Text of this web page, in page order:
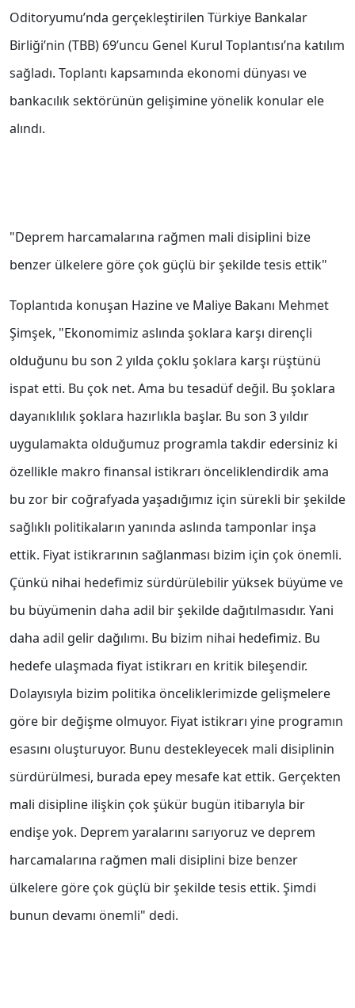
Oditoryumu’nda gerçekleştirilen Türkiye Bankalar
Birliği’nin (TBB) 69’uncu Genel Kurul Toplantısı’na katılım
sağladı. Toplantı kapsamında ekonomi dünyası ve
bankacılık sektörünün gelişimine yönelik konular ele
alındı.
"Deprem harcamalarına rağmen mali disiplini bize
benzer ülkelere göre çok güçlü bir şekilde tesis ettik"
Toplantıda konuşan Hazine ve Maliye Bakanı Mehmet
Şimşek, "Ekonomimiz aslında şoklara karşı dirençli
olduğunu bu son 2 yılda çoklu şoklara karşı rüştünü
ispat etti. Bu çok net. Ama bu tesadüf değil. Bu şoklara
dayanıklılık şoklara hazırlıkla başlar. Bu son 3 yıldır
uygulamakta olduğumuz programla takdir edersiniz ki
özellikle makro finansal istikrarı önceliklendirdik ama
bu zor bir coğrafyada yaşadığımız için sürekli bir şekilde
sağlıklı politikaların yanında aslında tamponlar inşa
ettik. Fiyat istikrarının sağlanması bizim için çok önemli.
Çünkü nihai hedefimiz sürdürülebilir yüksek büyüme ve
bu büyümenin daha adil bir şekilde dağıtılmasıdır. Yani
daha adil gelir dağılımı. Bu bizim nihai hedefimiz. Bu
hedefe ulaşmada fiyat istikrarı en kritik bileşendir.
Dolayısıyla bizim politika önceliklerimizde gelişmelere
göre bir değişme olmuyor. Fiyat istikrarı yine programın
esasını oluşturuyor. Bunu destekleyecek mali disiplinin
sürdürülmesi, burada epey mesafe kat ettik. Gerçekten
mali disipline ilişkin çok şükür bugün itibarıyla bir
endişe yok. Deprem yaralarını sarıyoruz ve deprem
harcamalarına rağmen mali disiplini bize benzer
ülkelere göre çok güçlü bir şekilde tesis ettik. Şimdi
bunun devamı önemli" dedi.